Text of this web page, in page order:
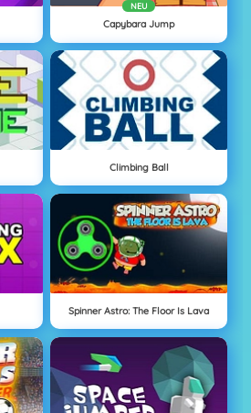
NEU
Capybara Jump
Climbing Ball
Spinner Astro: The Floor Is Lava